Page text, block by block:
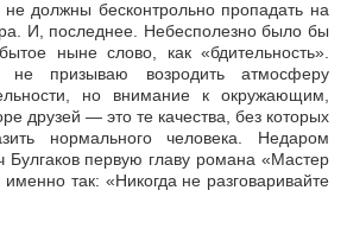
не должны бесконтрольно пропадать на
И, последнее. Небесполезно было бы
ныне слово, как «бдительность».
не призываю возродить атмосферу
но внимание к окружающим,
друзей — это те качества, без которых
нормального человека. Недаром
первую главу романа «Мастер
так: «Никогда не разговаривайте